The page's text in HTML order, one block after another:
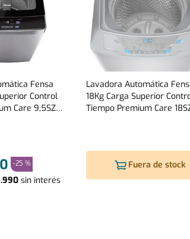
Fensa
Control
Care 9,5SZ
-25 %
.990sin interés
Lavadora Automática
18Kg Carga Superior
Tiempo Premium Care
Fuera de stock